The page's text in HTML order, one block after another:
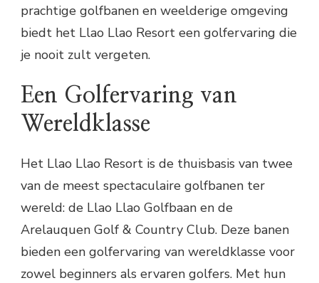
prachtige golfbanen en weelderige omgeving
biedt het Llao Llao Resort een golfervaring die
je nooit zult vergeten.
Een Golfervaring van
Wereldklasse
Het Llao Llao Resort is de thuisbasis van twee
van de meest spectaculaire golfbanen ter
wereld: de Llao Llao Golfbaan en de
Arelauquen Golf & Country Club. Deze banen
bieden een golfervaring van wereldklasse voor
zowel beginners als ervaren golfers. Met hun